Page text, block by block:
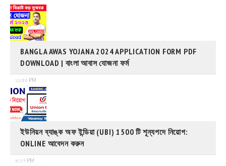
BANGLA AWAS YOJANA 2024 APPLICATION FORM PDF
DOWNLOAD | বাংলা আবাস যোজনা ফর্ম
১১:৫৫ PM
ইউনিয়ন ব্যাঙ্ক অফ ইন্ডিয়া (UBI) 1500 টি শূন্যপদে নিয়োগ:
ONLINE আবেদন করুন
৬:২৭ PM